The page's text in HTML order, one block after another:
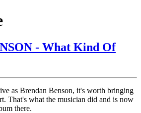
- What Kind Of
as Brendan Benson, it's worth bringing
That's what the musician did and is now
there.